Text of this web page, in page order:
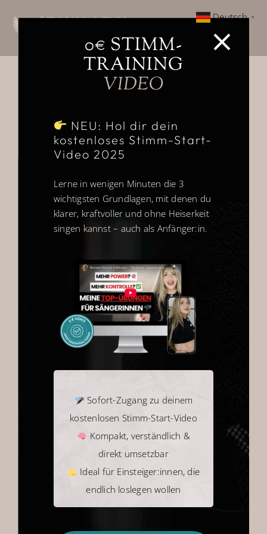
Inhalt
Gesangsausbildung
Vocal Glow Up Event
Weitere Ausbildungen
Kundenstimmen
Sortieren nachName
0€ STIMM-
TRAINING
VIDEO
NEU: Hol dir dein
kostenloses Stimm-Start-
Video 2025
Lerne in wenigen Minuten die 3
wichtigsten Grundlagen, mit denen du
klarer, kraftvoller und ohne Heiserkeit
singen kannst – auch als Anfänger:in.
Sofort-Zugang zu deinem
kostenlosen Stimm-Start-Video
Kompakt, verständlich &
direkt umsetzbar
Ideal für Einsteiger:innen, die
endlich loslegen wollen
Deutsch ▼